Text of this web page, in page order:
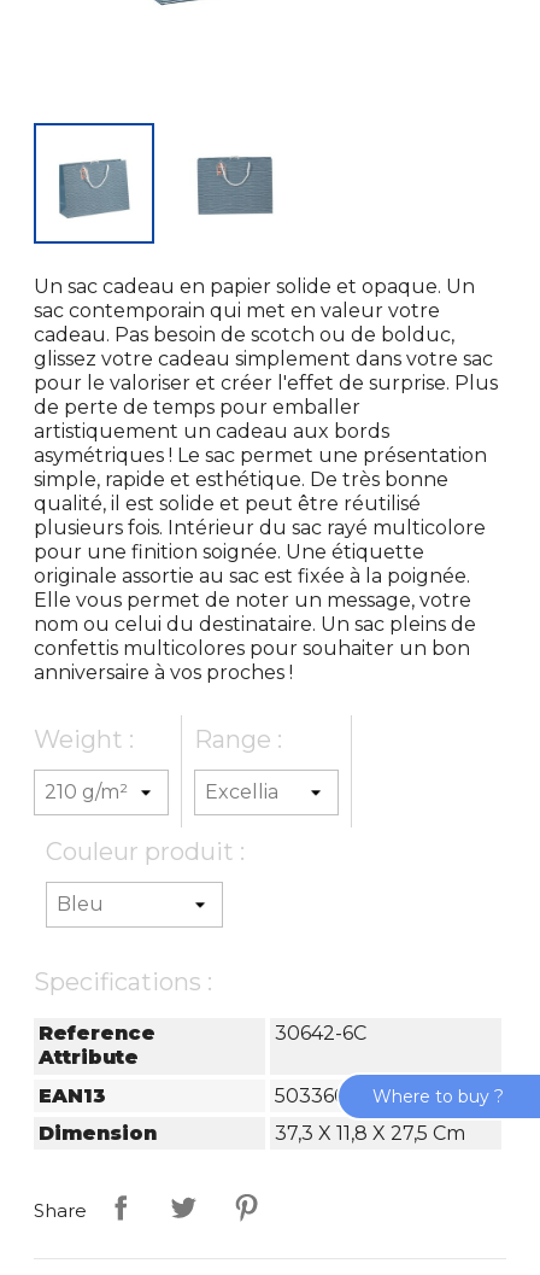
Un sac cadeau en papier solide et opaque. Un
sac contemporain qui met en valeur votre
cadeau. Pas besoin de scotch ou de bolduc,
glissez votre cadeau simplement dans votre sac
pour le valoriser et créer l'effet de surprise. Plus
de perte de temps pour emballer
artistiquement un cadeau aux bords
asymétriques ! Le sac permet une présentation
simple, rapide et esthétique. De très bonne
qualité, il est solide et peut être réutilisé
plusieurs fois. Intérieur du sac rayé multicolore
pour une finition soignée. Une étiquette
originale assortie au sac est fixée à la poignée.
Elle vous permet de noter un message, votre
nom ou celui du destinataire. Un sac pleins de
confettis multicolores pour souhaiter un bon
anniversaire à vos proches !
Weight : Range :
Couleur produit :
Specifications :
Reference
Attribute
30642-6C
EAN13
5033601102472
Dimension
37,3 X 11,8 X 27,5 Cm
Share
Where to buy ?